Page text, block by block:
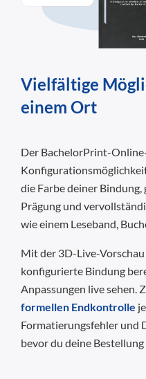
Vielfältige
einem Ort
Der BachelorPrint-
die Farbe deiner
Prägung und
wie einem Leseband,
Mit der 3D-Live-
konfigurierte Bindung
Anpassungen live sehen.
formellen Endkontrolle
Formatierungsfehler und
bevor du deine